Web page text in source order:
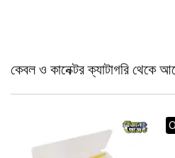
কেবল ও কানেক্টর ক্যাটাগরি থেকে